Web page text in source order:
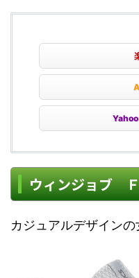
ウィンジョブ
カジュアルデザインの